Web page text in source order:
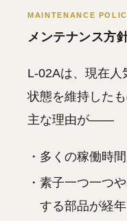
MAINTENANCE
メンテナンス方
L-02Aは、現在人
状態を維持した
主な理由が——
・多くの稼働時
・素子一つ一つ
する部品が経